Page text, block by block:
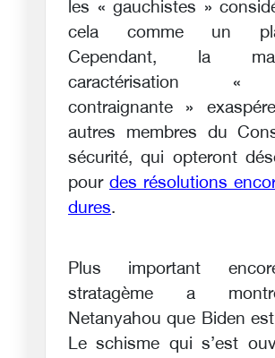
les « gauchistes »
cela comme un
Cependant, la
caractérisation «
contraignante »
autres membres du
sécurité, qui opteront
pour des résolutions
dures.
Plus important
stratagème a
Netanyahou que Biden
Le schisme qui s’est